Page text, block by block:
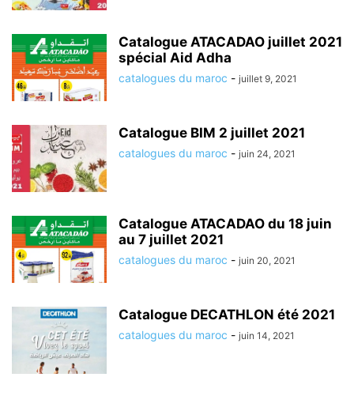
Catalogue ATACADAO juillet 2021
spécial Aid Adha
catalogues du maroc - juillet 9, 2021
Catalogue BIM 2 juillet 2021
catalogues du maroc - juin 24, 2021
Catalogue ATACADAO du 18 juin
au 7 juillet 2021
catalogues du maroc - juin 20, 2021
Catalogue DECATHLON été 2021
catalogues du maroc - juin 14, 2021